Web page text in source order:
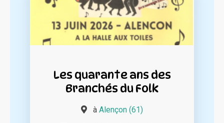
Les quarante ans des
Branchés du Folk
à Alençon (61)